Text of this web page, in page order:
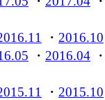
・ 2016.10
・ 2016.04
・ 2015.10